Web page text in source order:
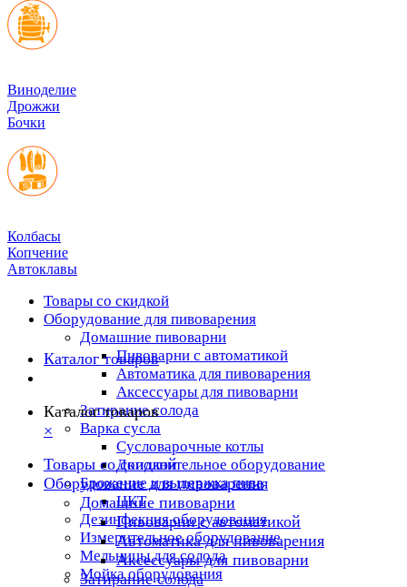
Виноделие
Дрожжи
Бочки
Колбасы
Копчение
Автоклавы
Товары со скидкой
Оборудование для пивоварения
Домашние пивоварни
Пивоварни с автоматикой
Автоматика для пивоварения
Аксессуары для пивоварни
Затирание солода
Варка сусла
Cусловарочные котлы
Дополнительное оборудование
Брожение и выдержка пива
ЦКТ
Дезинфекция оборудования
Измерительное оборудование
Мельницы для солода
Мойка оборудования
Каталог товаров
Каталог товаров
×
Товары со скидкой
Оборудование для пивоварения
Домашние пивоварни
Пивоварни с автоматикой
Автоматика для пивоварения
Аксессуары для пивоварни
Затирание солода